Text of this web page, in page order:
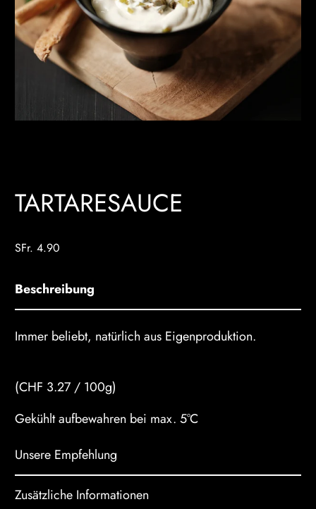
TARTARESAUCE
SFr. 4.90
Beschreibung
Immer beliebt, natürlich aus Eigenproduktion.
(CHF 3.27 / 100g)
Gekühlt aufbewahren bei max. 5°C
Unsere Empfehlung
Zusätzliche Informationen